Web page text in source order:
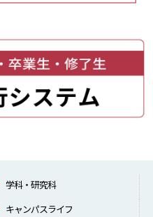
学科・研究科
キャンパスライフ